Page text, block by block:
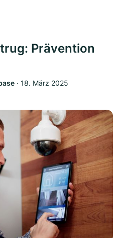
Prävention
‧ 18. März 2025